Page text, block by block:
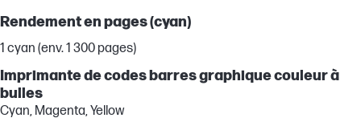
Rendement en pages (cyan)
1 cyan (env. 1 300 pages)
Imprimante de codes barres graphique couleur à
bulles
Cyan, Magenta, Yellow